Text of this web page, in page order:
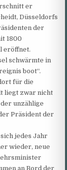
er
Düsseldorfs
der
1800
eröffnet.
schwärmte in
boot“.
für die
liegt zwar nicht
unzählige
Präsident der
jedes Jahr
wieder, neue
an Bord der